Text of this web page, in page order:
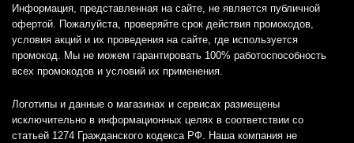
Информация, представленная на сайте, не является публичной
офертой. Пожалуйста, проверяйте срок действия промокодов,
условия акций и их проведения на сайте, где используется
промокод. Мы не можем гарантировать 100% работоспособность
всех промокодов и условий их применения.
Логотипы и данные о магазинах и сервисах размещены
исключительно в информационных целях в соответствии со
статьей 1274 Гражданского кодекса РФ. Наша компания не